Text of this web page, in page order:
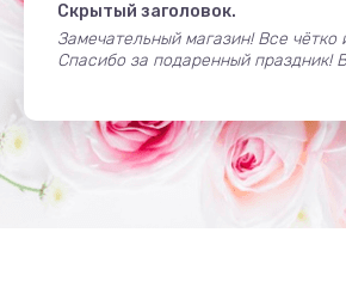
Скрытый заголовок.
Замечательный магазин! Все
Спасибо за подаренный праздник!